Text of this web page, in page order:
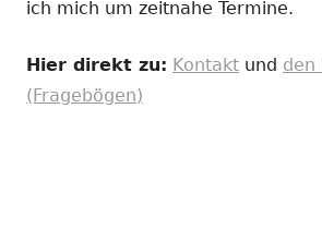
ich mich um zeitnahe Termine.
Hier direkt zu: Kontakt und den
(Fragebögen)